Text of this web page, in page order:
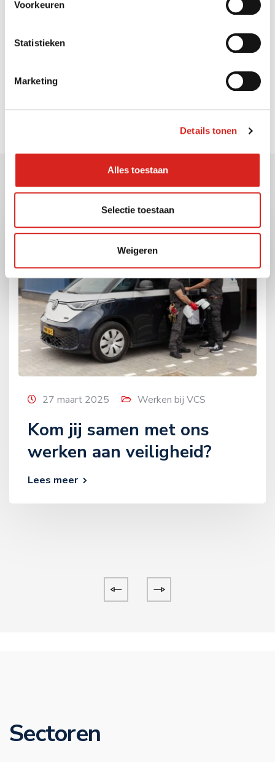
Voorkeuren
Statistieken
Marketing
Details tonen
Alles toestaan
Selectie toestaan
Weigeren
Gerelateerde berichten
27 maart 2025 Werken bij VCS
Kom jij samen met ons
werken aan veiligheid?
Lees meer
Sectoren